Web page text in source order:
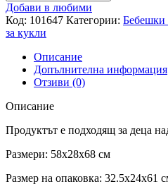
Добави в любими
Код: 101647 Категории: Бебешки
за кукли
Описание
Допълнителна информация
Отзиви (0)
Описание
Продуктът е подходящ за деца
Размери: 58x28x68 см
Размер на опаковка: 32.5x24x61